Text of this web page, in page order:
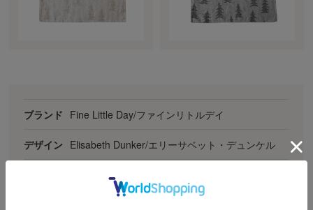
ブランド Fine Little Day/ファインリトルデイ
デザイン Elisabeth Dunker/エリーサベット・デュンケル
麻100% 洗いざらし